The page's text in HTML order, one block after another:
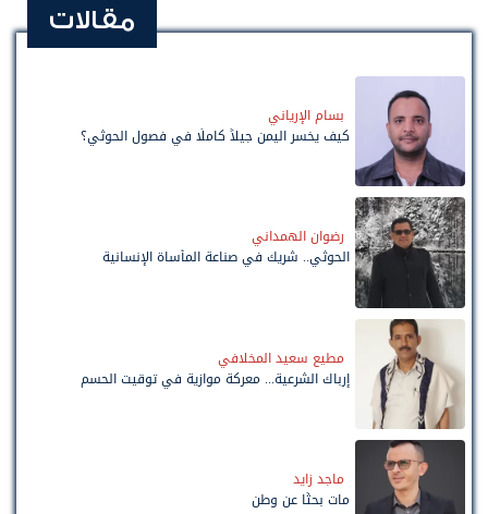
مقالات
بسام الإرياني
كيف يخسر اليمن جيلاً كاملًا في فصول الحوثي؟
رضوان الهمداني
الحوثي.. شريك في صناعة المأساة الإنسانية
مطيع سعيد المخلافي
إرباك الشرعية... معركة موازية في توقيت الحسم
ماجد زايد
مات بحثًا عن وطن